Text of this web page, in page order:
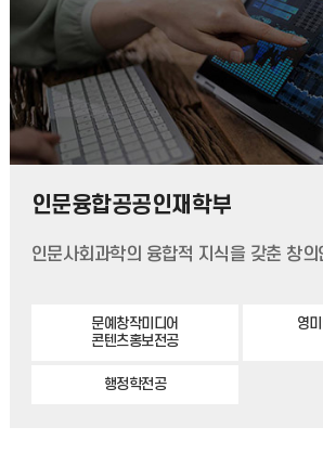
인문융합공공인재학부
인문사회과학의 융합적 지식을 갖춘 창의
문예창작미디어
콘텐츠홍보전공
영
행정학전공